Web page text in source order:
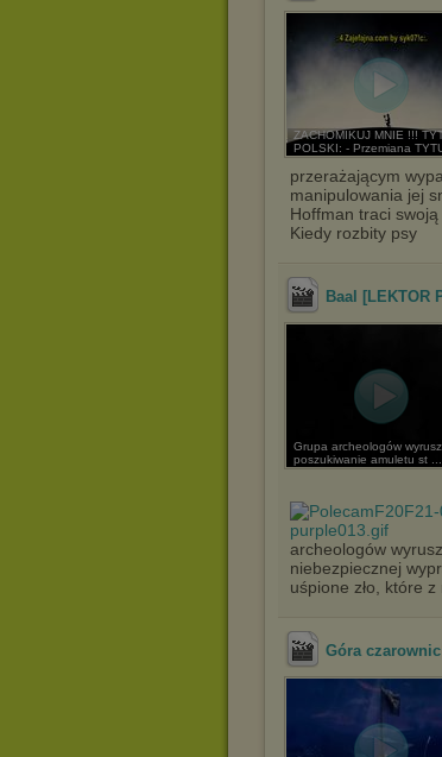
ZACHOMIKUJ MNIE !!!
POLSKI: - Przemiana
przerażającym
manipulowania jej
Hoffman traci
Kiedy rozbity psy
Baal [LEKTOR
Grupa archeologów
poszukiwanie amuletu st ...
archeologów
niebezpiecznej
uśpione zło, które z
Góra